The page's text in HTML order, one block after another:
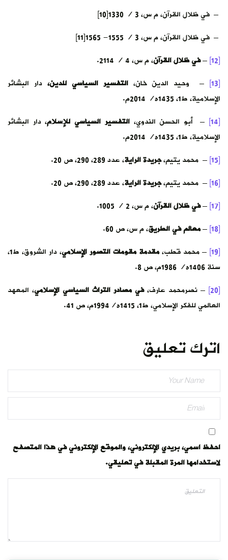
– في ظلال القرآن، م س، 3 / 1330[10]
– في ظلال القرآن، م س، 3 / 1555- 1565[11]
[12]
–في ظلال القرآن، م س، 4 / 2114.
[13]
– وحيد الدين خان،التفسير السياسي للدين، دار البشائر
الإسلامية، ط1، 1435ه/ 2014م.
[14]
– أبو الحسن الندوي،التفسير السياسي للإسلام، دار البشائر
الإسلامية، ط1، 1435ه/ 2014م.
[15]
– محمد يتيم،جريدة الراية، عدد 289، 290، ص 20.
[16]
– محمد يتيم،جريدة الراية، عدد 289، 290، ص 20.
[17]
–في ظلال القرآن، م س، 2 / 1005.
[18]
–معالم في الطريق، م س، ص 60.
[19]
– محمد قطب،مقدمة مقومات التصور الإسلامي
، دار الشروق، ط1،
سنة 1406ه/ 1986م، ص 8.
[20]
– نصرمحمد عارف،في مصادر التراث السياسي الإسلامي، المعهد
العالمي للفكر الإسلامي، ط1، 1415ه/1994م، ص 41.
اترك تعليق
احفظ اسمي، بريدي الإلكتروني، والموقع الإلكتروني في هذا المتصفح
لاستخدامها المرة المقبلة في تعليقي.